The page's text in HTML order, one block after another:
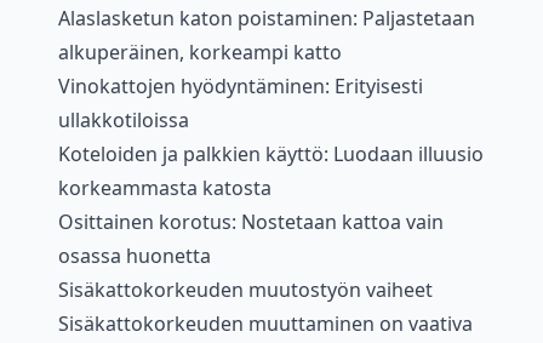
Alaslasketun katon poistaminen: Paljastetaan
alkuperäinen, korkeampi katto
Vinokattojen hyödyntäminen: Erityisesti
ullakkotiloissa
Koteloiden ja palkkien käyttö: Luodaan illuusio
korkeammasta katosta
Osittainen korotus: Nostetaan kattoa vain
osassa huonetta
Sisäkattokorkeuden muutostyön vaiheet
Sisäkattokorkeuden muuttaminen on vaativa